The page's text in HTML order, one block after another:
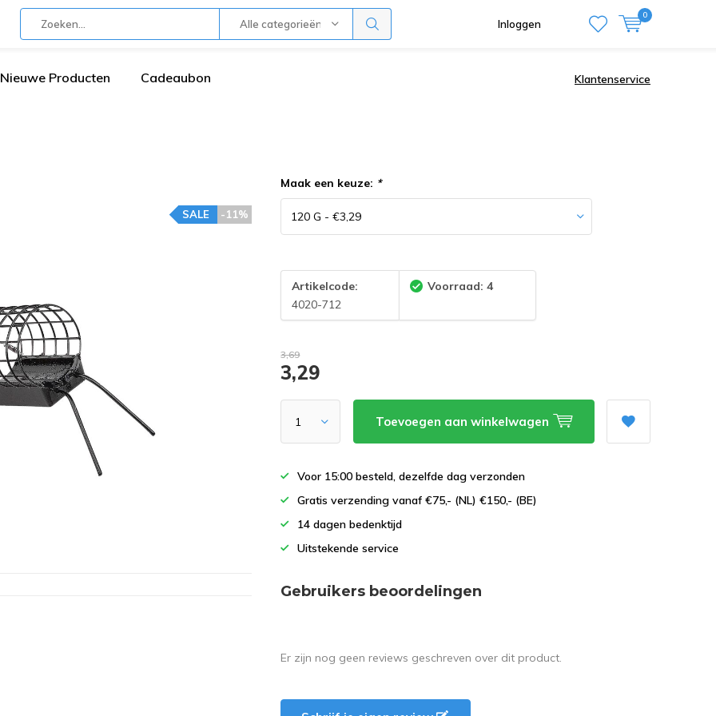
Alle categorieën Inloggen
0
Nieuwe Producten Cadeaubon Klantenservice
-11%
SALE
Maak een keuze: *
Artikelcode:
4020-712
Voorraad: 4
3,69
3,29
Toevoegen aan winkelwagen
Voor 15:00 besteld, dezelfde dag verzonden
Gratis verzending vanaf €75,- (NL) €150,- (BE)
14 dagen bedenktijd
Uitstekende service
Gebruikers beoordelingen
Er zijn nog geen reviews geschreven over dit product.